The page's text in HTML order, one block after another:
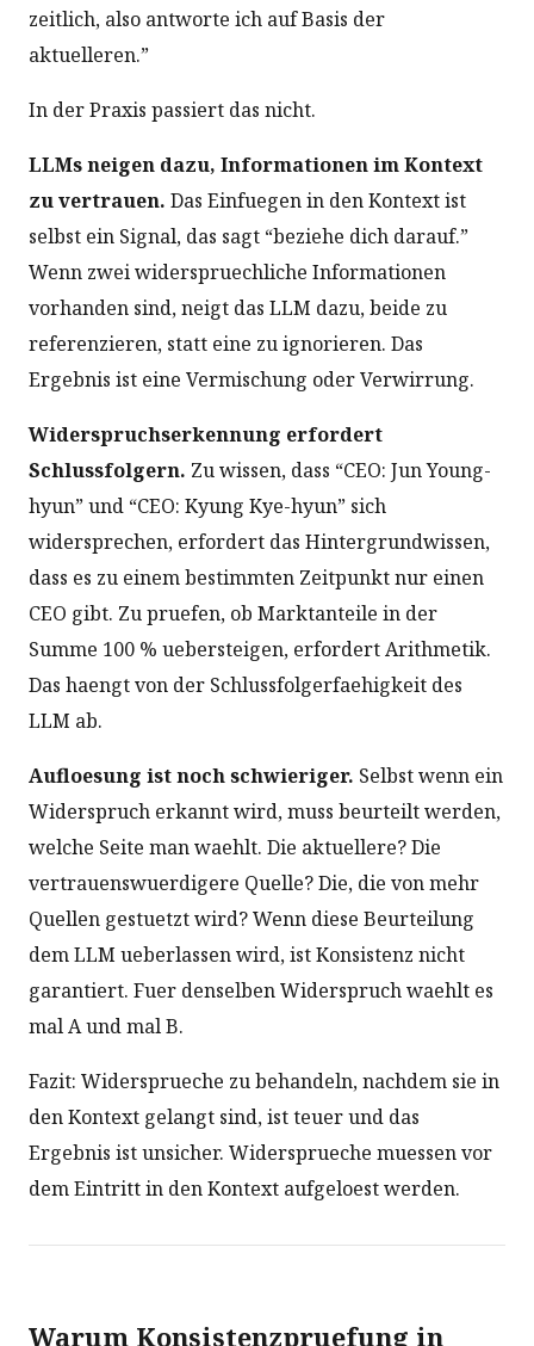
zeitlich, also antworte ich auf Basis der
aktuelleren.”
In der Praxis passiert das nicht.
LLMs neigen dazu, Informationen im Kontext
zu vertrauen. Das Einfuegen in den Kontext ist
selbst ein Signal, das sagt “beziehe dich darauf.”
Wenn zwei widerspruechliche Informationen
vorhanden sind, neigt das LLM dazu, beide zu
referenzieren, statt eine zu ignorieren. Das
Ergebnis ist eine Vermischung oder Verwirrung.
Widerspruchserkennung erfordert
Schlussfolgern. Zu wissen, dass “CEO: Jun Young-
hyun” und “CEO: Kyung Kye-hyun” sich
widersprechen, erfordert das Hintergrundwissen,
dass es zu einem bestimmten Zeitpunkt nur einen
CEO gibt. Zu pruefen, ob Marktanteile in der
Summe 100 % uebersteigen, erfordert Arithmetik.
Das haengt von der Schlussfolgerfaehigkeit des
LLM ab.
Aufloesung ist noch schwieriger. Selbst wenn ein
Widerspruch erkannt wird, muss beurteilt werden,
welche Seite man waehlt. Die aktuellere? Die
vertrauenswuerdigere Quelle? Die, die von mehr
Quellen gestuetzt wird? Wenn diese Beurteilung
dem LLM ueberlassen wird, ist Konsistenz nicht
garantiert. Fuer denselben Widerspruch waehlt es
mal A und mal B.
Fazit: Widersprueche zu behandeln, nachdem sie in
den Kontext gelangt sind, ist teuer und das
Ergebnis ist unsicher. Widersprueche muessen vor
dem Eintritt in den Kontext aufgeloest werden.
Warum Konsistenzpruefung in